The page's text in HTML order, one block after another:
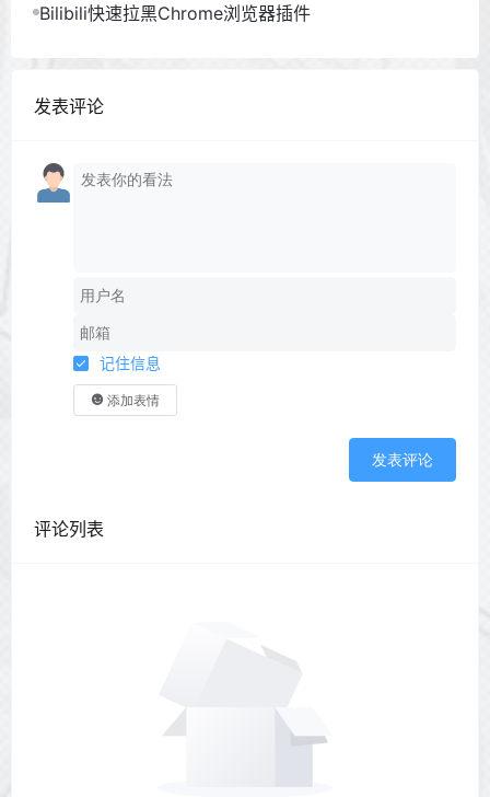
Bilibili快速拉黑Chrome浏览器插件
发表评论
记住信息
添加表情
发表评论
评论列表